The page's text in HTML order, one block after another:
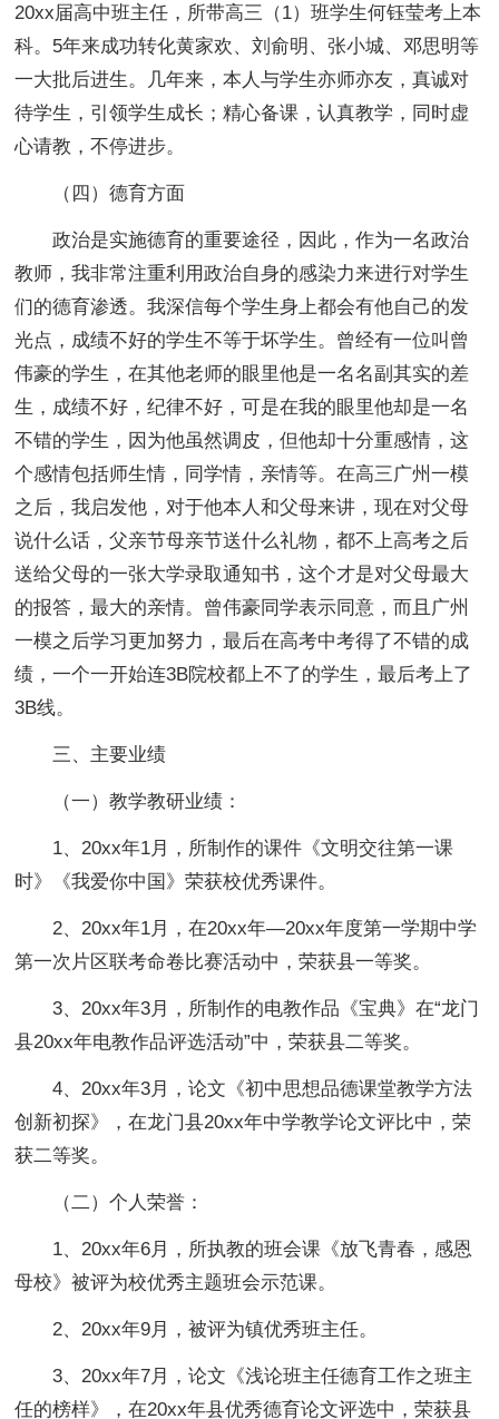
20xx届高中班主任，所带高三（1）班学生何钰莹考上本
科。5年来成功转化黄家欢、刘俞明、张小城、邓思明等
一大批后进生。几年来，本人与学生亦师亦友，真诚对
待学生，引领学生成长；精心备课，认真教学，同时虚
心请教，不停进步。
（四）德育方面
政治是实施德育的重要途径，因此，作为一名政治
教师，我非常注重利用政治自身的感染力来进行对学生
们的德育渗透。我深信每个学生身上都会有他自己的发
光点，成绩不好的学生不等于坏学生。曾经有一位叫曾
伟豪的学生，在其他老师的眼里他是一名名副其实的差
生，成绩不好，纪律不好，可是在我的眼里他却是一名
不错的学生，因为他虽然调皮，但他却十分重感情，这
个感情包括师生情，同学情，亲情等。在高三广州一模
之后，我启发他，对于他本人和父母来讲，现在对父母
说什么话，父亲节母亲节送什么礼物，都不上高考之后
送给父母的一张大学录取通知书，这个才是对父母最大
的报答，最大的亲情。曾伟豪同学表示同意，而且广州
一模之后学习更加努力，最后在高考中考得了不错的成
绩，一个一开始连3B院校都上不了的学生，最后考上了
3B线。
三、主要业绩
（一）教学教研业绩：
1、20xx年1月，所制作的课件《文明交往第一课
时》《我爱你中国》荣获校优秀课件。
2、20xx年1月，在20xx年—20xx年度第一学期中学
第一次片区联考命卷比赛活动中，荣获县一等奖。
3、20xx年3月，所制作的电教作品《宝典》在“龙门
县20xx年电教作品评选活动”中，荣获县二等奖。
4、20xx年3月，论文《初中思想品德课堂教学方法
创新初探》，在龙门县20xx年中学教学论文评比中，荣
获二等奖。
（二）个人荣誉：
1、20xx年6月，所执教的班会课《放飞青春，感恩
母校》被评为校优秀主题班会示范课。
2、20xx年9月，被评为镇优秀班主任。
3、20xx年7月，论文《浅论班主任德育工作之班主
任的榜样》，在20xx年县优秀德育论文评选中，荣获县